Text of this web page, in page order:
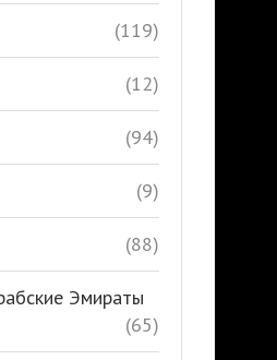
(119)
(12)
(94)
(9)
(88)
Эмираты
(65)